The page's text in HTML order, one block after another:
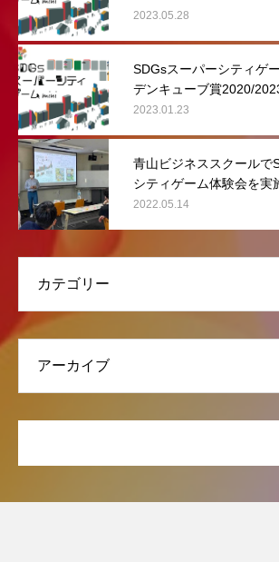
Awards, 5th Edition 出版
2023.05.28
SDGsスーパーシティゲ
デンキューブ賞2020/
おいて優秀賞を受賞しま
2023.01.23
青山ビジネススクールで
シティゲーム体験会を実
2022.05.14